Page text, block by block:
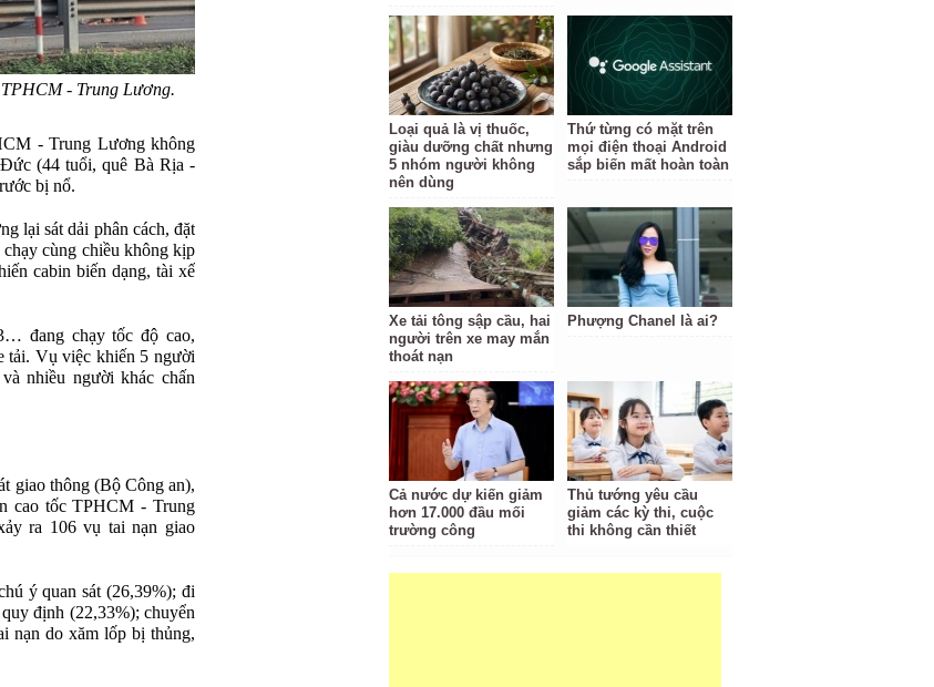
- Trung Lương.
- Trung Lương không
(44 tuổi, quê Bà Rịa -
bị nổ.
lại sát dải phân cách, đặt
cùng chiều không kịp
cabin biến dạng, tài xế
đang chạy tốc độ cao,
tải. Vụ việc khiến 5 người
nhiều người khác chấn
giao thông (Bộ Công an),
cao tốc TPHCM - Trung
ra 106 vụ tai nạn giao
ý quan sát (26,39%); đi
định (22,33%); chuyển
nạn do xăm lốp bị thủng,
Loại quả là vị thuốc,
giàu dưỡng chất nhưng
5 nhóm người không
nên dùng
Thứ từng có mặt trên
mọi điện thoại Android
sắp biến mất hoàn toàn
Xe tải tông sập cầu, hai
người trên xe may mắn
thoát nạn
Phượng Chanel là ai?
Cả nước dự kiến giảm
hơn 17.000 đầu mối
trường công
Thủ tướng yêu cầu
giảm các kỳ thi, cuộc
thi không cần thiết